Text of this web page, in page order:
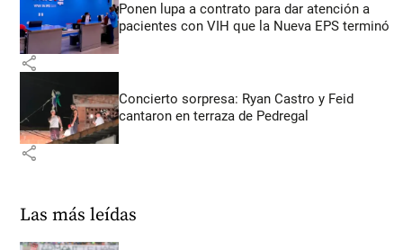
Ponen lupa a contrato para dar atención a
pacientes con VIH que la Nueva EPS terminó
share
Concierto sorpresa: Ryan Castro y Feid
cantaron en terraza de Pedregal
share
Las más leídas